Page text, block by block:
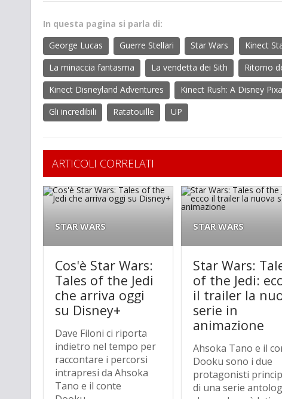
In questa pagina si parla di:
George Lucas
Guerre Stellari Star Wars Kinect
La minaccia fantasma
La vendetta dei Sith
Ritorno
Kinect Disneyland Adventures
Kinect Rush: A Disney
Gli incredibili
Ratatouille UP
ARTICOLI CORRELATI
STAR WARS
Cos'è Star Wars:
Tales of the Jedi
che arriva oggi
su Disney+
Dave Filoni ci riporta
indietro nel tempo per
raccontare i percorsi
intrapresi da Ahsoka
Tano e il conte
STAR WARS
Star Wars:
of the Jedi:
il trailer la
serie in
animazione
Ahsoka Tano e il
Dooku sono i due
protagonisti
di una serie